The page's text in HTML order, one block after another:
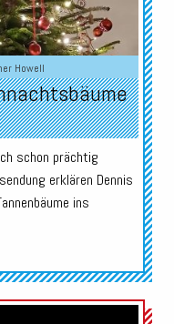
Howell
schon prächtig
erklären Dennis
ins